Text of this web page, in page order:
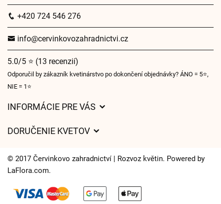
+420 724 546 276
info@cervinkovozahradnictvi.cz
5.0/5 ⭐ (13 recenzií)
Odporučil by zákazník kvetinárstvo po dokončení objednávky? ÁNO = 5⭐,
NIE = 1⭐
INFORMÁCIE PRE VÁS
Časy doručenia kvetov – prehľad možností
DORUČENIE KVETOV
Kam doručujeme kvety
Kontaktujte nás
© 2017 Červinkovo zahradnictví | Rozvoz květin. Powered by
LaFlora.com.